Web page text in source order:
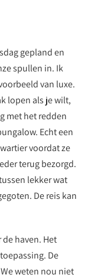
gepland en
spullen in. Ik
van luxe.
lopen als je wilt,
met het redden
Echt een
voordat ze
terug bezorgd.
lekker wat
De reis kan
haven. Het
De
weten nou niet